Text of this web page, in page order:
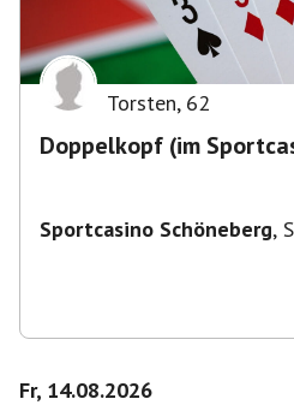
Torsten, 62
Doppelkopf (im
Sportcasino Schöneberg,
Fr, 14.08.2026